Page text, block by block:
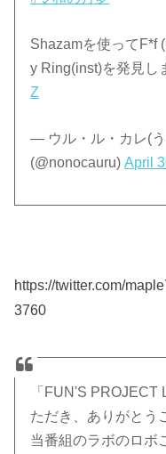
Shazamを使ってF*f
y Ring(inst)を発見し
Z
— ウル・ル・カレ(
(@nonocauru)April
https://twitter.com/
3760
「FUN'S
ただき、ありがとう
当番組のラボのロボ